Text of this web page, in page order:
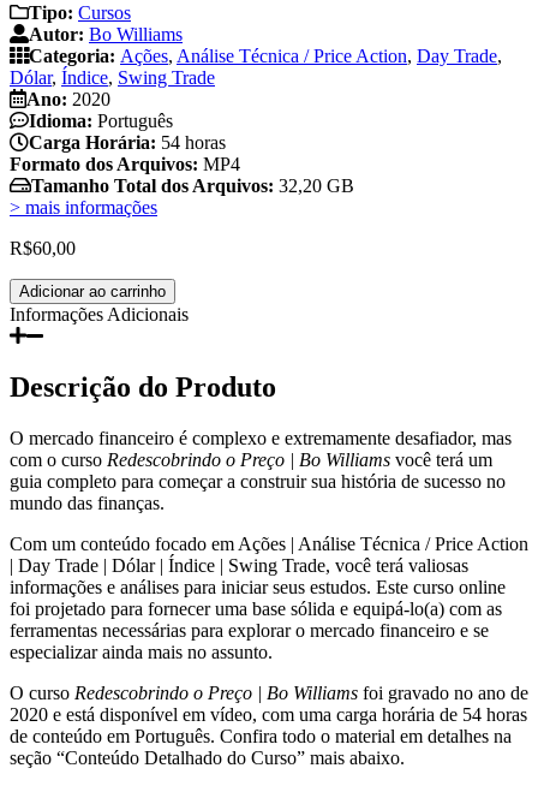
Tipo: Cursos
Autor: Bo Williams
Categoria: Ações, Análise Técnica / Price Action, Day Trade,
Dólar, Índice, Swing Trade
Ano: 2020
Idioma: Português
Carga Horária: 54 horas
Formato dos Arquivos: MP4
Tamanho Total dos Arquivos: 32,20 GB
> mais informações
R$60,00
Redescobrindo
o
Preço
Bo
Williams
Adicionar ao carrinho
Informações Adicionais
Descrição do Produto
O mercado financeiro é complexo e extremamente desafiador, mas
com o curso Redescobrindo o Preço | Bo Williams você terá um
guia completo para começar a construir sua história de sucesso no
mundo das finanças.
Com um conteúdo focado em Ações | Análise Técnica / Price Action
| Day Trade | Dólar | Índice | Swing Trade, você terá valiosas
informações e análises para iniciar seus estudos. Este curso online
foi projetado para fornecer uma base sólida e equipá-lo(a) com as
ferramentas necessárias para explorar o mercado financeiro e se
especializar ainda mais no assunto.
O curso Redescobrindo o Preço | Bo Williams foi gravado no ano de
2020 e está disponível em vídeo, com uma carga horária de 54 horas
de conteúdo em Português. Confira todo o material em detalhes na
seção “Conteúdo Detalhado do Curso” mais abaixo.